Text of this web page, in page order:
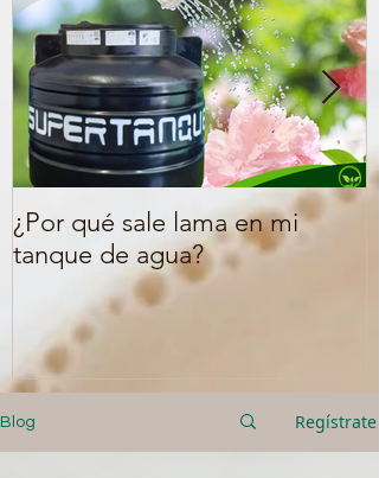
¿Por qué sale lama en mi
tanque de agua?
Blog Regístrate